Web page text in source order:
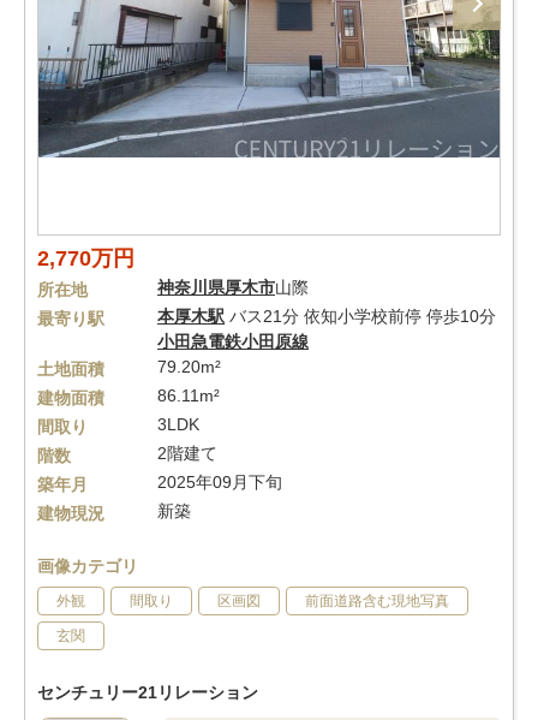
2,770万円
所在地 神奈川県厚木市山際
最寄り駅
本厚木駅 バス21分 依知小学校前停 停歩10分
小田急電鉄小田原線
土地面積
79.20m²
建物面積
86.11m²
間取り
3LDK
階数
2階建て
築年月
2025年09月下旬
建物現況
新築
画像カテゴリ
外観 間取り 区画図 前面道路含む現地写真
玄関
センチュリー21リレーション